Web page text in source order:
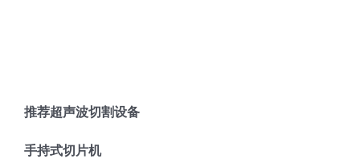
推荐超声波切割设备
手持式切片机